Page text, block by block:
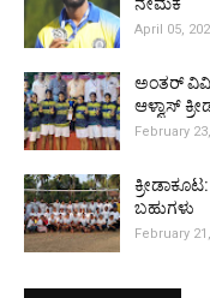
ನೇಮಕ
April 05,
ಅಂತರ್
ಆಳ್ವಾಸ್
February
ಬಹುಗಳು
February